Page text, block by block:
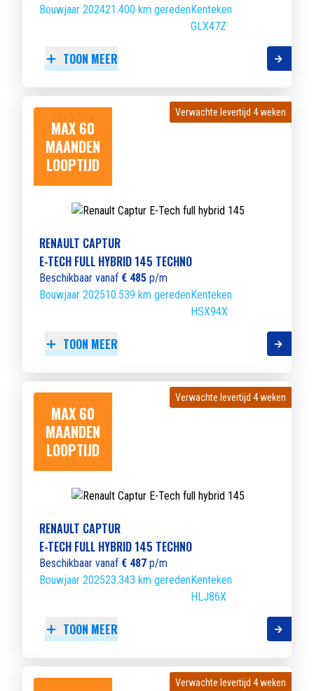
Bouwjaar 202421.400 km geredenKenteken
GLX47Z
TOON MEER
MAX 60
MAANDEN
LOOPTIJD
Verwachte levertijd 4 weken
Verwachte levertijd 4 weken
RENAULT CAPTUR
E-TECH FULL HYBRID 145 TECHNO
Beschikbaar vanaf € 485 p/m
Bouwjaar 202510.539 km geredenKenteken
HSX94X
TOON MEER
MAX 60
MAANDEN
LOOPTIJD
Verwachte levertijd 4 weken
Verwachte levertijd 4 weken
RENAULT CAPTUR
E-TECH FULL HYBRID 145 TECHNO
Beschikbaar vanaf € 487 p/m
Bouwjaar 202523.343 km geredenKenteken
HLJ86X
TOON MEER
Verwachte levertijd 4 weken
Verwachte levertijd 4 weken